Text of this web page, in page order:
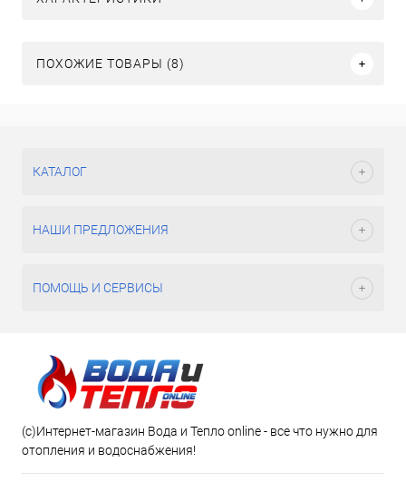
ПОХОЖИЕ ТОВАРЫ (8)
КАТАЛОГ
НАШИ ПРЕДЛОЖЕНИЯ
ПОМОЩЬ И СЕРВИСЫ
(c)Интернет-магазин Вода и Тепло online - все что нужно для
отопления и водоснабжения!